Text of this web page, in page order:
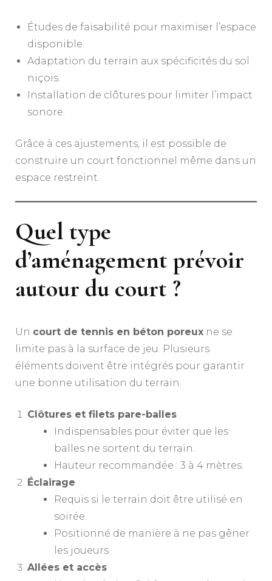
Études de faisabilité pour maximiser l’espace
disponible.
Adaptation du terrain aux spécificités du sol
niçois.
Installation de clôtures pour limiter l’impact
sonore.
Grâce à ces ajustements, il est possible de
construire un court fonctionnel même dans un
espace restreint.
Quel type
d’aménagement prévoir
autour du court ?
Un court de tennis en béton poreux ne se
limite pas à la surface de jeu. Plusieurs
éléments doivent être intégrés pour garantir
une bonne utilisation du terrain.
Clôtures et filets pare-balles
Indispensables pour éviter que les
balles ne sortent du terrain.
Hauteur recommandée : 3 à 4 mètres.
Éclairage
Requis si le terrain doit être utilisé en
soirée.
Positionné de manière à ne pas gêner
les joueurs.
Allées et accès